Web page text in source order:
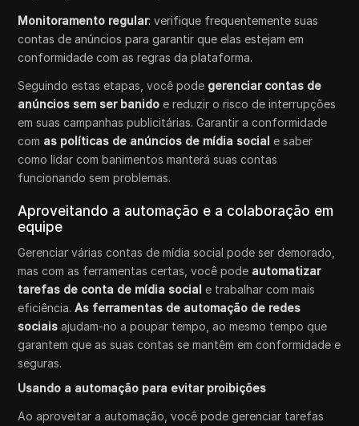
Monitoramento regular: verifique frequentemente suas
contas de anúncios para garantir que elas estejam em
conformidade com as regras da plataforma.
Seguindo estas etapas, você pode gerenciar contas de
anúncios sem ser banido e reduzir o risco de interrupções
em suas campanhas publicitárias. Garantir a conformidade
com as políticas de anúncios de mídia social e saber
como lidar com banimentos manterá suas contas
funcionando sem problemas.
Aproveitando a automação e a colaboração em
equipe
Gerenciar várias contas de mídia social pode ser demorado,
mas com as ferramentas certas, você pode automatizar
tarefas de conta de mídia social e trabalhar com mais
eficiência.As ferramentas de automação de redes
sociais ajudam-no a poupar tempo, ao mesmo tempo que
garantem que as suas contas se mantêm em conformidade e
seguras.
Usando a automação para evitar proibições
Ao aproveitar a automação, você pode gerenciar tarefas